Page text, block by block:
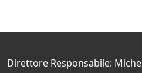
Direttore Responsabile: